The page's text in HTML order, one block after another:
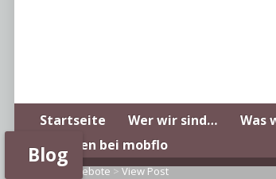
Startseite Wer wir sind… Was
Arbeiten bei mobflo
Blog
>Angebote>View Post